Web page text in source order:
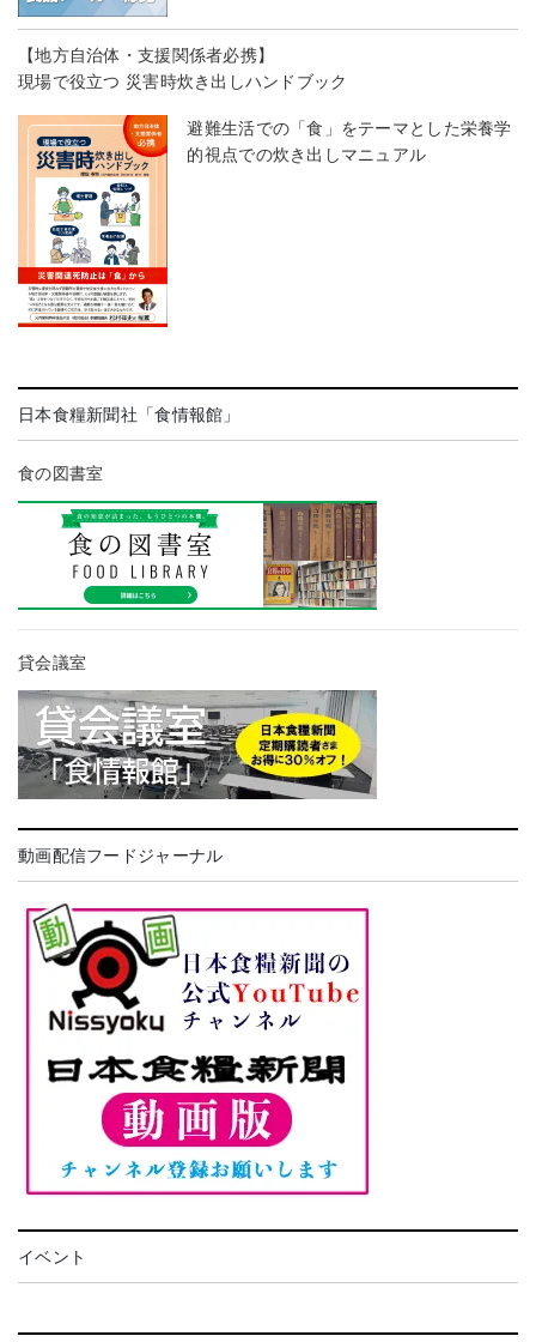
【地方自治体・支援関係者必携】
現場で役立つ 災害時炊き出しハンドブック
避難生活での「食」をテーマとした栄養学
的視点での炊き出しマニュアル
日本食糧新聞社「食情報館」
食の図書室
貸会議室
動画配信フードジャーナル
イベント